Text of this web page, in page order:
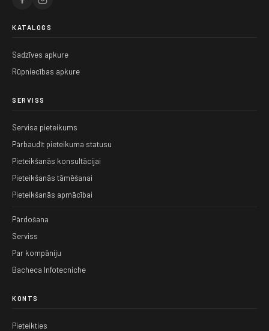
KATALOGS
Sadzīves apkure
Rūpniecības apkure
SERVISS
Servisa pieteikums
Pārbaudīt pieteikuma statusu
Pieteikšanās konsultācijai
Pieteikšanās tāmēšanai
Pieteikšanās apmācībai
Pārdošana
Serviss
Par kompāniju
Bacheca Infotecniche
KONTS
Pieteikties